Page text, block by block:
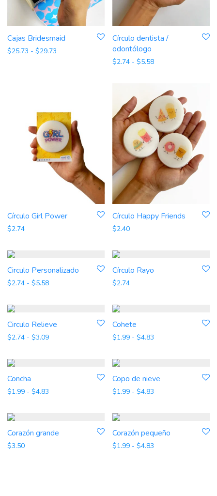
Cajas Bridesmaid
$25.73 - $29.73 Rango de precios: desde $25.73 hasta $29.73
Círculo dentista /
odontólogo
$2.74 - $5.58Rango de precios:
Círculo Girl Power
$2.74
Círculo Happy Friends
$2.40
Circulo Personalizado
$2.74 - $5.58Rango de precios: desde $2.74 hasta $5.58
Círculo Rayo
$2.74
Circulo Relieve
$2.74 - $3.09Rango de precios: desde $2.74 hasta $3.09
Cohete
$1.99 - $4.83
Concha
$1.99 - $4.83 Rango de precios: desde $1.99 hasta $4.83
Copo de nieve
$1.99 - $4.83
Corazón grande
$3.50
Corazón pequeño
$1.99 - $4.83